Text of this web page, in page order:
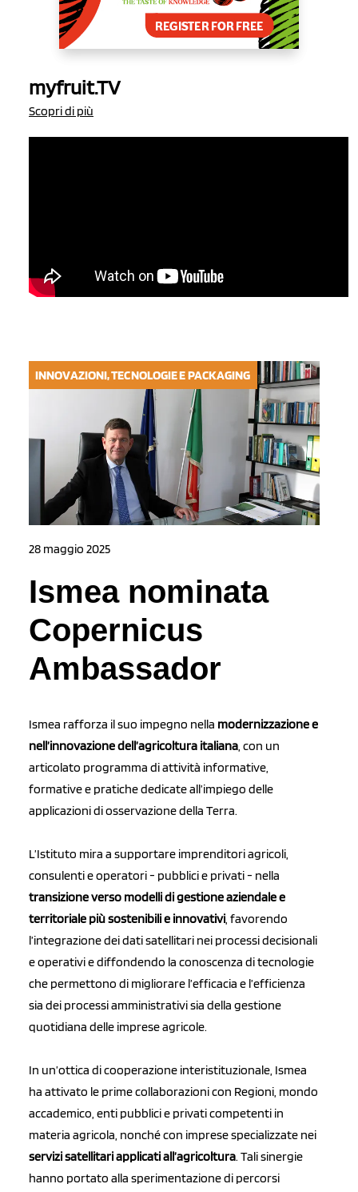
myfruit.TV
Scopri di più
INNOVAZIONI, TECNOLOGIE E PACKAGING
28 maggio 2025
Ismea nominata
Copernicus
Ambassador
Ismea rafforza il suo impegno nella modernizzazione e
nell’innovazione dell’agricoltura italiana, con un
articolato programma di attività informative,
formative e pratiche dedicate all’impiego delle
applicazioni di osservazione della Terra.
L’Istituto mira a supportare imprenditori agricoli,
consulenti e operatori - pubblici e privati - nella
transizione verso modelli di gestione aziendale e
territoriale più sostenibili e innovativi, favorendo
l’integrazione dei dati satellitari nei processi decisionali
e operativi e diffondendo la conoscenza di tecnologie
che permettono di migliorare l’efficacia e l’efficienza
sia dei processi amministrativi sia della gestione
quotidiana delle imprese agricole.
In un’ottica di cooperazione interistituzionale, Ismea
ha attivato le prime collaborazioni con Regioni, mondo
accademico, enti pubblici e privati competenti in
materia agricola, nonché con imprese specializzate nei
servizi satellitari applicati all’agricoltura. Tali sinergie
hanno portato alla sperimentazione di percorsi